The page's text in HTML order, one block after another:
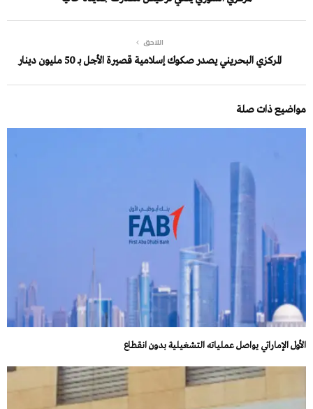
اللاحق
المركزي البحريني يصدر صكوك إسلامية قصيرة الأجل بـ 50 مليون دينار
مواضيع ذات صلة
الأول الإماراتي يواصل عملياته التشغيلية بدون انقطاع